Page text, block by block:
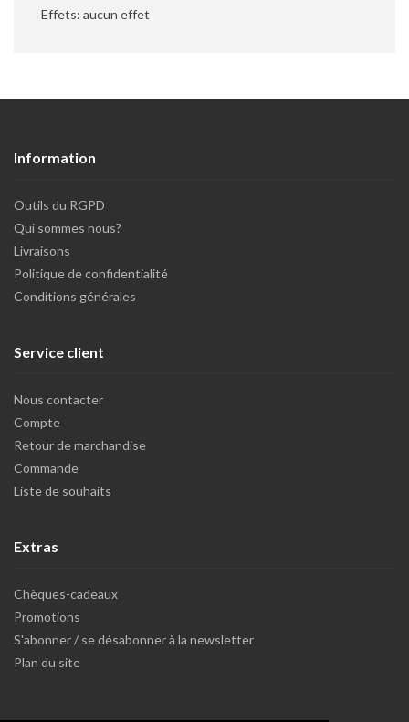
Effets: aucun effet
Information
Outils du RGPD
Qui sommes nous?
Livraisons
Politique de confidentialité
Conditions générales
Service client
Nous contacter
Compte
Retour de marchandise
Commande
Liste de souhaits
Extras
Chèques-cadeaux
Promotions
S'abonner / se désabonner à la newsletter
Plan du site